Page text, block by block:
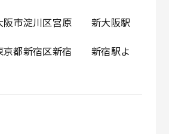
市淀川区宮原 新大阪駅
都新宿区新宿 新宿駅よ